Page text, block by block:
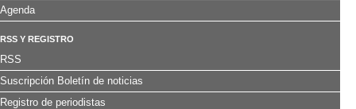
Agenda
RSS Y REGISTRO
RSS
Suscripción Boletín de noticias
Registro de periodistas